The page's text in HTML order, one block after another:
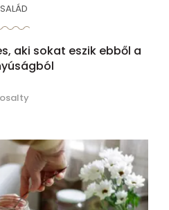
aki sokat eszik ebből a